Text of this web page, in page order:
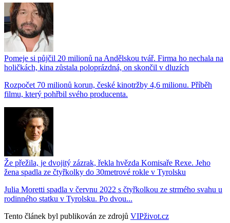
Pomeje si půjčil 20 milionů na Andělskou tvář. Firma ho nechala na
holičkách, kina zůstala poloprázdná, on skončil v dluzích
Rozpočet 70 milionů korun, české kinotržby 4,6 milionu. Příběh
filmu, který pohřbil svého producenta.
Že přežila, je dvojitý zázrak, řekla hvězda Komisaře Rexe. Jeho
žena spadla ze čtyřkolky do 30metrové rokle v Tyrolsku
Julia Moretti spadla v červnu 2022 s čtyřkolkou ze strmého svahu u
rodinného statku v Tyrolsku. Po dvou...
Tento článek byl publikován ze zdrojů VIPživot.cz